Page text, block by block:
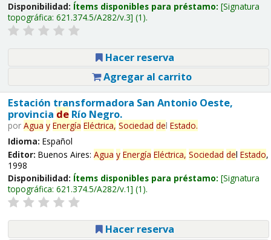
Disponibilidad: Ítems disponibles para préstamo: Signatura
topográfica: 621.374.5/A282/v.3 (1).
Hacer reserva
Agregar al carrito
Estación transformadora San Antonio Oeste,
provincia deRío Negro.
por Agua y Energía Eléctrica, Sociedad del Estado.
Idioma: Español
Editor: Buenos Aires: Agua y Energía Eléctrica, Sociedad del Estado,
1998
Disponibilidad: Ítems disponibles para préstamo: Signatura
topográfica: 621.374.5/A282/v.1 (1).
Hacer reserva